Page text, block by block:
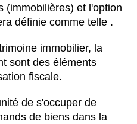
(immobilières) et l'option
définie comme telle .
immobilier, la
sont des éléments
fiscale.
de s'occuper de
de biens dans la